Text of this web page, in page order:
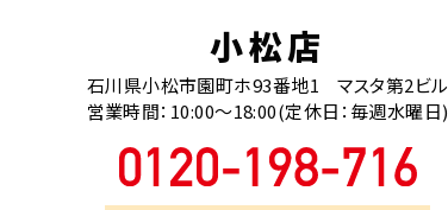
小松店
石川県小松市園町ホ93番地1 マスタ第2ビル
営業時間：10:00～18:00(定休日：毎週水曜日)